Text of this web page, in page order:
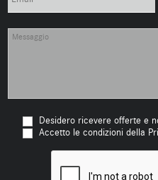
Desidero ricevere offerte e
Accetto le condizioni della